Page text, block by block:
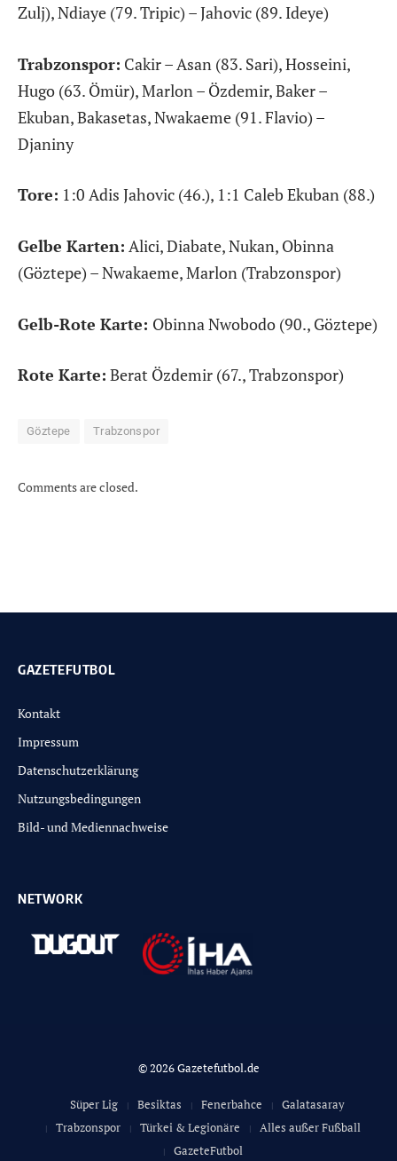
Zulj), Ndiaye (79. Tripic) – Jahovic (89. Ideye)
Trabzonspor: Cakir – Asan (83. Sari), Hosseini,
Hugo (63. Ömür), Marlon – Özdemir, Baker –
Ekuban, Bakasetas, Nwakaeme (91. Flavio) –
Djaniny
Tore: 1:0 Adis Jahovic (46.), 1:1 Caleb Ekuban (88.)
Gelbe Karten: Alici, Diabate, Nukan, Obinna
(Göztepe) – Nwakaeme, Marlon (Trabzonspor)
Gelb-Rote Karte: Obinna Nwobodo (90., Göztepe)
Rote Karte: Berat Özdemir (67., Trabzonspor)
Göztepe Trabzonspor
Comments are closed.
GAZETEFUTBOL
Kontakt
Impressum
Datenschutzerklärung
Nutzungsbedingungen
Bild- und Mediennachweise
NETWORK
© 2026 Gazetefutbol.de
Süper Lig Besiktas Fenerbahce
Galatasaray
Trabzonspor
Türkei & Legionäre
Alles außer Fußball
GazeteFutbol